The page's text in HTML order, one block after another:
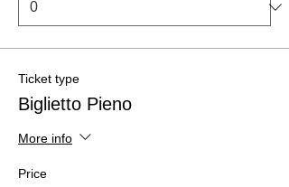
Ticket type
Biglietto Pieno
More info
Price